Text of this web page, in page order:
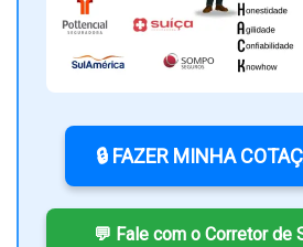
🔒 FAZER MINHA
💬 Fale com o Corretor de